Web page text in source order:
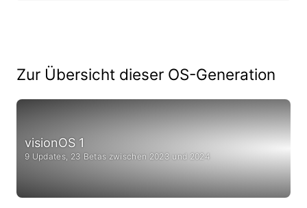
Zur Übersicht dieser OS-Generation
visionOS 1
9 Updates, 23 Betas zwischen 2023 und 2024